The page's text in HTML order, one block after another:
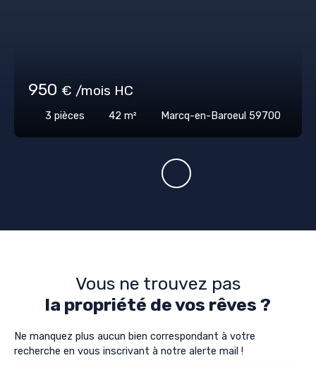
950 € /mois HC
3 pièces 42 m² Marcq-en-Baroeul 59700
Vous ne trouvez pas
la propriété de vos rêves ?
Ne manquez plus aucun bien correspondant à votre
recherche en vous inscrivant à notre alerte mail !